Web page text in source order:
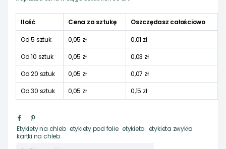
Ilość Cena za sztukę Oszczędasz całościowo
Od 5 sztuk 0,05 zł
0,01 zł
Od 10 sztuk
0,05 zł
0,03 zł
Od 20 sztuk
0,05 zł
0,07 zł
Od 30 sztuk
0,05 zł 0,15 zł
Etykiety na chleb etykiety pod folie etykieta etykieta zwykła
kartki na chleb